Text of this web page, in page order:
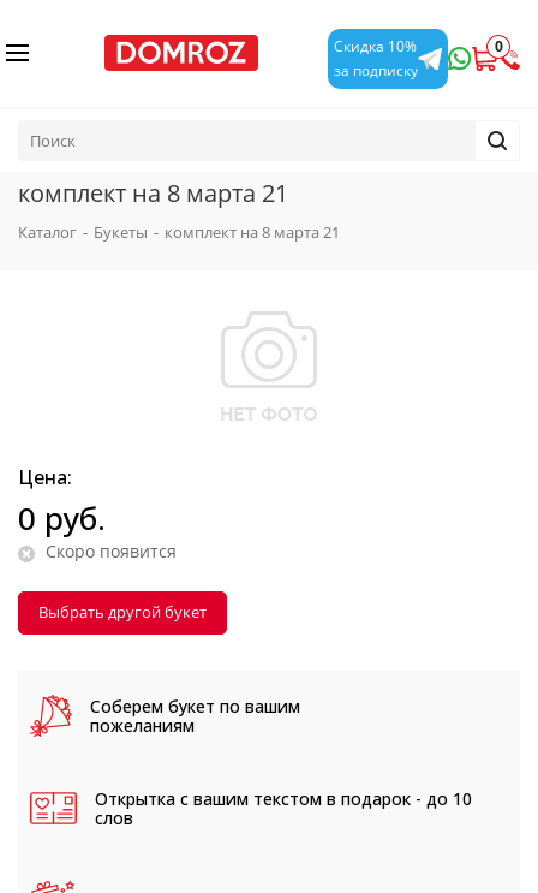
Скидка 10%
за подписку
0
комплект на 8 марта 21
Каталог - Букеты - комплект на 8 марта 21
Цена:
0 руб.
Скоро появится
Выбрать другой букет
Соберем букет по вашим
пожеланиям
Открытка с вашим текстом в подарок - до 10
слов